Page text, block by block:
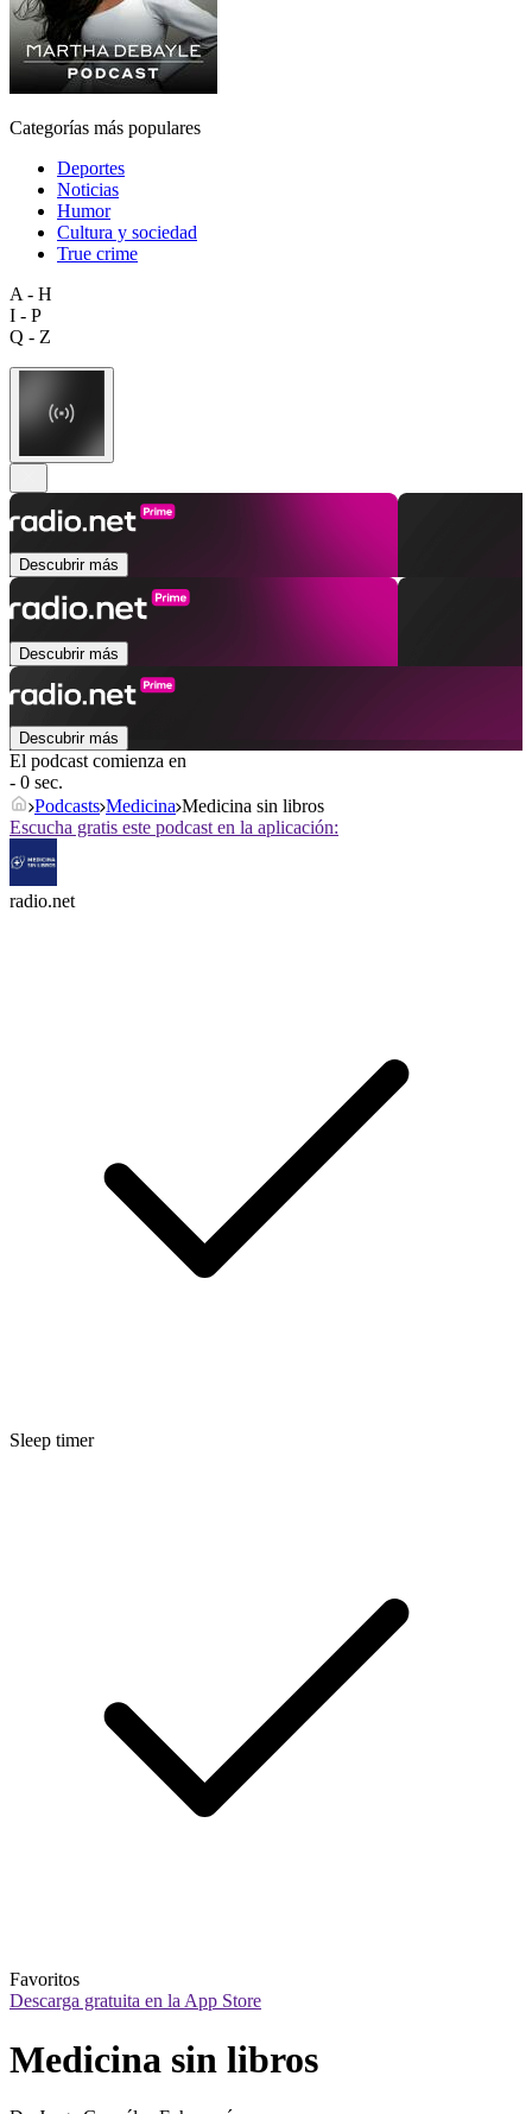
Categorías más populares
Deportes
Noticias
Humor
Cultura y sociedad
True crime
A - H
I - P
Q - Z
Descubrir más
Descubrir más
Descubrir más
El podcast comienza en
- 0 sec.
Podcasts Medicina Medicina sin libros
Escucha gratis este podcast en la aplicación:
radio.net
Sleep timer
Favoritos
Descarga gratuita en la App Store
Medicina sin libros